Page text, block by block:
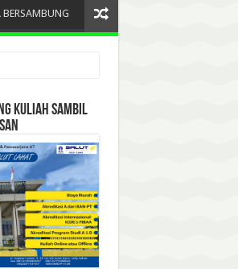
BERSAMBUNG
KULIAH SAMBIL